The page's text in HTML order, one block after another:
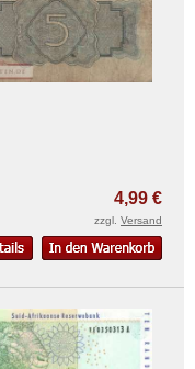
4,99 €
zzgl. Versand